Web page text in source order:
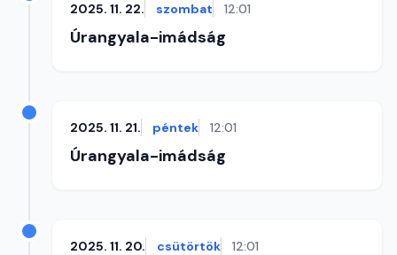
2025. 11. 22. szombat 12:01
Úrangyala-imádság
2025. 11. 21. péntek 12:01
Úrangyala-imádság
2025. 11. 20. csütörtök 12:01